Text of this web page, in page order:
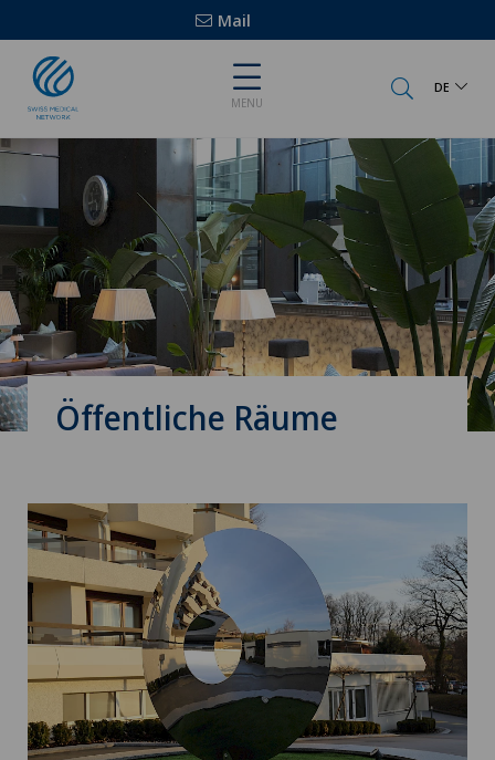
Mail
MENU
DE
Öffentliche Räume